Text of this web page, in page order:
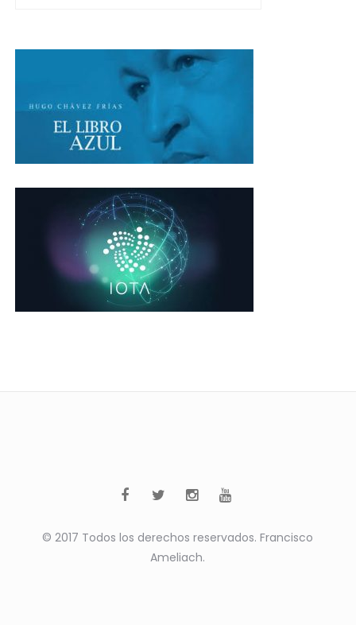
© 2017 Todos los derechos reservados. Francisco
Ameliach.